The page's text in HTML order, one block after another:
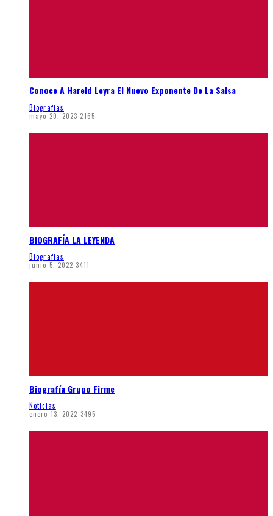
Conoce A Hareld Leyra El Nuevo Exponente De La Salsa
Biografias
mayo 20, 2023 2165
BIOGRAFÍA LA LEYENDA
Biografias
junio 5, 2022 3411
Biografía Grupo Firme
Noticias
enero 13, 2022 3495